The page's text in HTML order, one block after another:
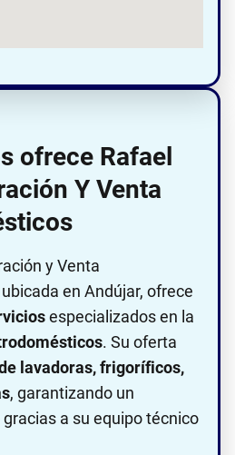
ofrece Rafael
Y Venta
y Venta
en Andújar, ofrece
especializados en la
. Su oferta
lavadoras, frigoríficos,
, garantizando un
a su equipo técnico